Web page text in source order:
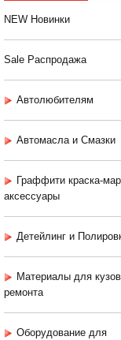
NEW Новинки
Sale Распродажа
Автолюбителям
Автомасла и Смазки
Граффити краска-
аксессуары
Детейлинг и
Материалы для
ремонта
Оборудование для